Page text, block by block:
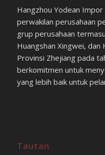
Hangzhou Yodean
perwakilan perusahaan
grup perusahaan
Huangshan Xingwei, dan
Provinsi Zhejiang pada
berkomitmen untuk
yang lebih baik untuk
Tautan